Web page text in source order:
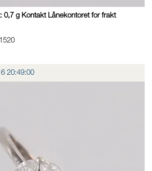
0,7 g Kontakt Lånekontoret for frakt
20:49:00